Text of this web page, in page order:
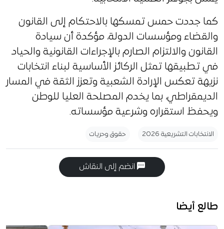
كما جددت حمس تمسكها بالاحتكام إلى القانون
والقضاء ومؤسسات الدولة، مؤكدة أن سيادة
القانون والالتزام الصارم بالإجراءات القانونية والحياد
في تطبيقها تمثل الركائز الأساسية لبناء انتخابات
نزيهة تعكس الإرادة الشعبية وتعزز الثقة في المسار
الديمقراطي، بما يخدم المصلحة العليا للوطن
ويحفظ استقراره وشرعية مؤسساته.
الانتخابات التشريعية 2026 حقوق وحريات
انضم إلى النقاش
طالع أيضا